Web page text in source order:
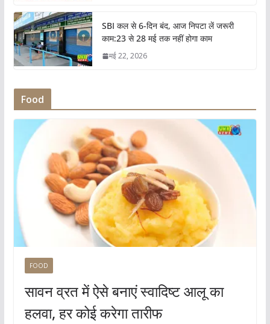
SBI कल से 6-दिन बंद, आज निपटा लें जरूरी
काम:23 से 28 मई तक नहीं होगा काम
मई 22, 2026
Food
FOOD
सावन व्रत में ऐसे बनाएं स्वादिष्ट आलू का
हलवा, हर कोई करेगा तारीफ